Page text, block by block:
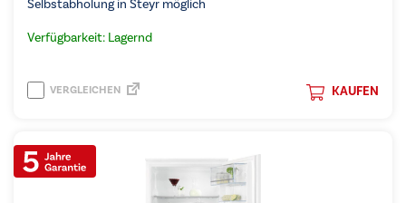
Selbstabholung in Steyr möglich
Verfügbarkeit: Lagernd
KAUFEN
VERGLEICHEN